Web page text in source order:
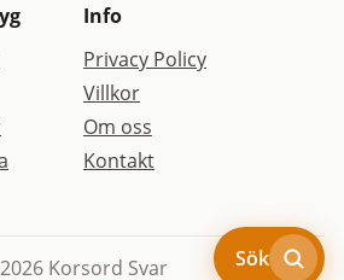
Info
Privacy Policy
Villkor
Om oss
Kontakt
Korsord Svar Sök